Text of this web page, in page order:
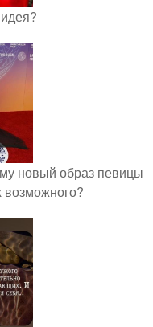
новый образ певицы
возможного?